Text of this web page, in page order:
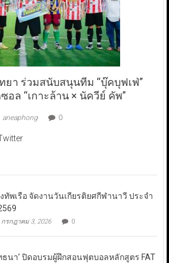
ยา ร่วมสนับสนุนทีม “บุ๊คบุฟเฟ่”
ล “เกาะล้าน × นัควีย์ คัพ”
aneaphong 0
ทัพเรือ จัดงานวันเกียรติยศกีฬานาวี ประจำ
กรกฎาคม 3, 2026 0
ธนา’ ปิดอบรมผู้ฝึกสอนฟุตบอลหลักสูตร FAT